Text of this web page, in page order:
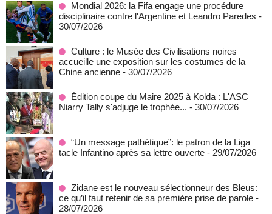
Mondial 2026: la Fifa engage une procédure
disciplinaire contre l'Argentine et Leandro Paredes -
30/07/2026
Culture : le Musée des Civilisations noires
accueille une exposition sur les costumes de la
Chine ancienne - 30/07/2026
Édition coupe du Maire 2025 à Kolda : L'ASC
Niarry Tally s'adjuge le trophée... - 30/07/2026
“Un message pathétique”: le patron de la Liga
tacle Infantino après sa lettre ouverte - 29/07/2026
Zidane est le nouveau sélectionneur des Bleus:
ce qu’il faut retenir de sa première prise de parole -
28/07/2026